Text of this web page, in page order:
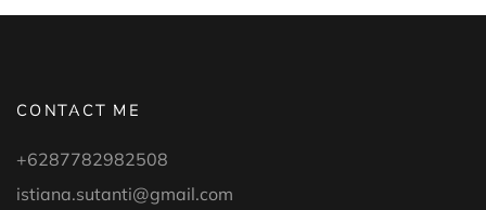
CONTACT ME
+6287782982508
istiana.sutanti@gmail.com